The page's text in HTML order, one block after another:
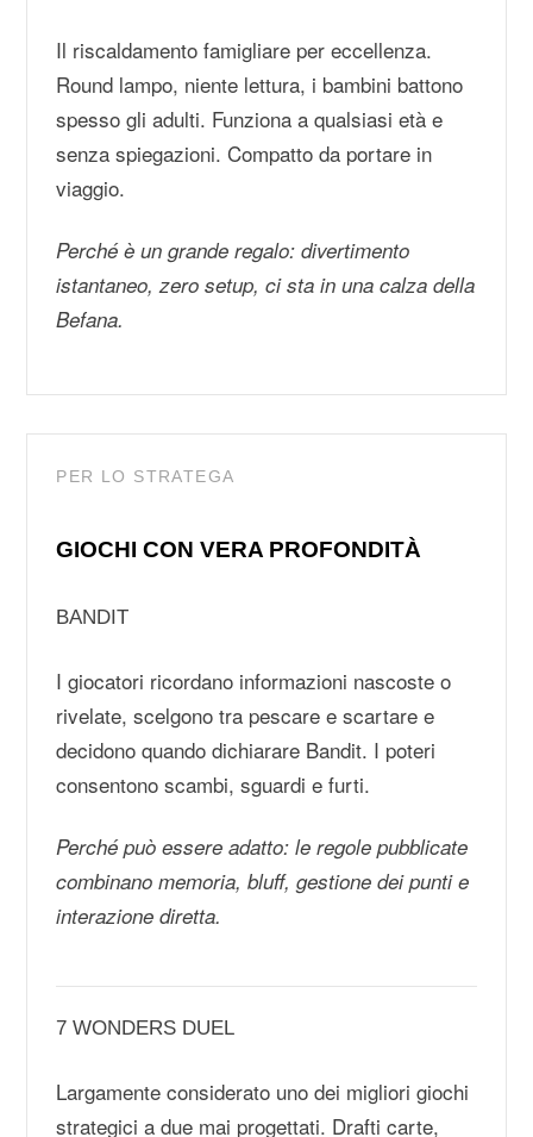
Il riscaldamento famigliare per eccellenza.
Round lampo, niente lettura, i bambini battono
spesso gli adulti. Funziona a qualsiasi età e
senza spiegazioni. Compatto da portare in
viaggio.
Perché è un grande regalo: divertimento
istantaneo, zero setup, ci sta in una calza della
Befana.
PER LO STRATEGA
GIOCHI CON VERA PROFONDITÀ
BANDIT
I giocatori ricordano informazioni nascoste o
rivelate, scelgono tra pescare e scartare e
decidono quando dichiarare Bandit. I poteri
consentono scambi, sguardi e furti.
Perché può essere adatto: le regole pubblicate
combinano memoria, bluff, gestione dei punti e
interazione diretta.
7 WONDERS DUEL
Largamente considerato uno dei migliori giochi
strategici a due mai progettati. Drafti carte,